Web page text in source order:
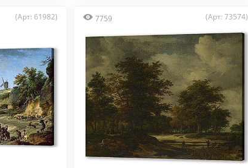
(Арт: 61982) 7759 (Арт: 73574)